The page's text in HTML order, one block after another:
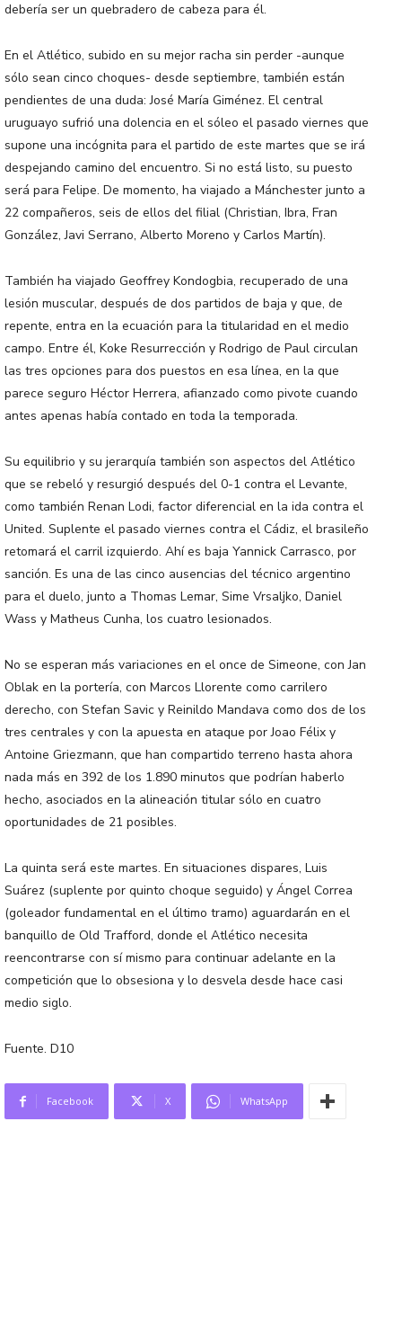
debería ser un quebradero de cabeza para él.
En el Atlético, subido en su mejor racha sin perder -aunque
sólo sean cinco choques- desde septiembre, también están
pendientes de una duda: José María Giménez. El central
uruguayo sufrió una dolencia en el sóleo el pasado viernes que
supone una incógnita para el partido de este martes que se irá
despejando camino del encuentro. Si no está listo, su puesto
será para Felipe. De momento, ha viajado a Mánchester junto a
22 compañeros, seis de ellos del filial (Christian, Ibra, Fran
González, Javi Serrano, Alberto Moreno y Carlos Martín).
También ha viajado Geoffrey Kondogbia, recuperado de una
lesión muscular, después de dos partidos de baja y que, de
repente, entra en la ecuación para la titularidad en el medio
campo. Entre él, Koke Resurrección y Rodrigo de Paul circulan
las tres opciones para dos puestos en esa línea, en la que
parece seguro Héctor Herrera, afianzado como pivote cuando
antes apenas había contado en toda la temporada.
Su equilibrio y su jerarquía también son aspectos del Atlético
que se rebeló y resurgió después del 0-1 contra el Levante,
como también Renan Lodi, factor diferencial en la ida contra el
United. Suplente el pasado viernes contra el Cádiz, el brasileño
retomará el carril izquierdo. Ahí es baja Yannick Carrasco, por
sanción. Es una de las cinco ausencias del técnico argentino
para el duelo, junto a Thomas Lemar, Sime Vrsaljko, Daniel
Wass y Matheus Cunha, los cuatro lesionados.
No se esperan más variaciones en el once de Simeone, con Jan
Oblak en la portería, con Marcos Llorente como carrilero
derecho, con Stefan Savic y Reinildo Mandava como dos de los
tres centrales y con la apuesta en ataque por Joao Félix y
Antoine Griezmann, que han compartido terreno hasta ahora
nada más en 392 de los 1.890 minutos que podrían haberlo
hecho, asociados en la alineación titular sólo en cuatro
oportunidades de 21 posibles.
La quinta será este martes. En situaciones dispares, Luis
Suárez (suplente por quinto choque seguido) y Ángel Correa
(goleador fundamental en el último tramo) aguardarán en el
banquillo de Old Trafford, donde el Atlético necesita
reencontrarse con sí mismo para continuar adelante en la
competición que lo obsesiona y lo desvela desde hace casi
medio siglo.
Fuente. D10
Facebook X WhatsApp